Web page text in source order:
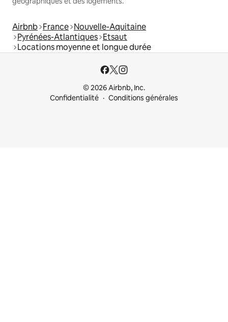
Airbnb France Nouvelle-Aquitaine
Pyrénées-Atlantiques Etsaut
Locations moyenne et longue durée
© 2026 Airbnb, Inc.
Confidentialité
Conditions générales